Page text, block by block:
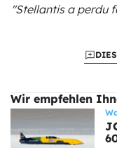
"Stellantis a perdu
Wir empfehlen